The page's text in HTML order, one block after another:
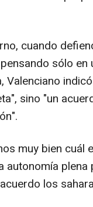
cuando
sólo
Valenciano
sino "un
muy bien cuál
autonomía
los